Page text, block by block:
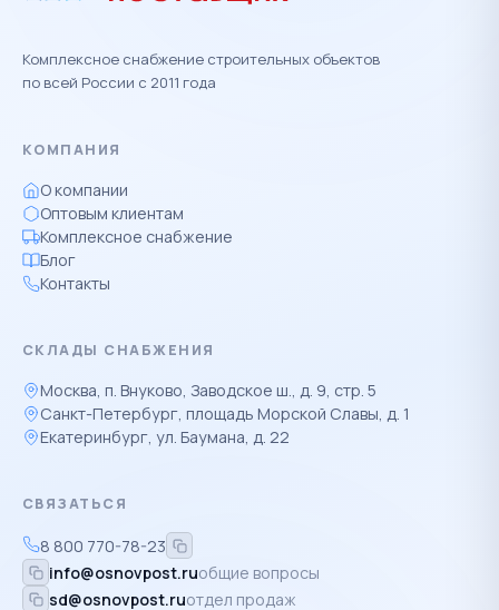
Комплексное снабжение строительных объектов
по всей России с 2011 года
КОМПАНИЯ
О компании
Оптовым клиентам
Комплексное снабжение
Блог
Контакты
СКЛАДЫ СНАБЖЕНИЯ
Москва, п. Внуково, Заводское ш., д. 9, стр. 5
Санкт-Петербург, площадь Морской Славы, д. 1
Екатеринбург, ул. Баумана, д. 22
СВЯЗАТЬСЯ
8 800 770-78-23
info@osnovpost.ruобщие вопросы
sd@osnovpost.ruотдел продаж